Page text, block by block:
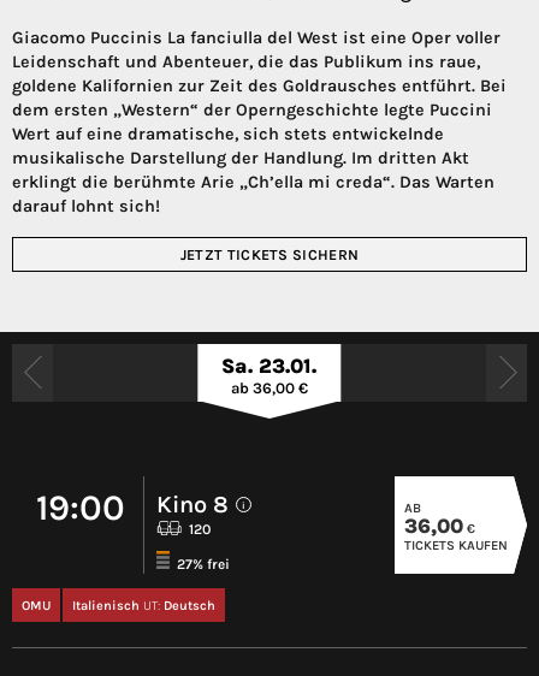
Giacomo Puccinis La fanciulla del West ist eine Oper voller
Leidenschaft und Abenteuer, die das Publikum ins raue,
goldene Kalifornien zur Zeit des Goldrausches entführt. Bei
dem ersten „Western“ der Operngeschichte legte Puccini
Wert auf eine dramatische, sich stets entwickelnde
musikalische Darstellung der Handlung. Im dritten Akt
erklingt die berühmte Arie „Ch’ella mi creda“. Das Warten
darauf lohnt sich!
JETZT TICKETS SICHERN
Sa. 23.01.
ab 36,00 €
19:00 Kino 8 i
120
27% frei
OMU Italienisch UT: Deutsch
AB
36,00 €
TICKETS KAUFEN